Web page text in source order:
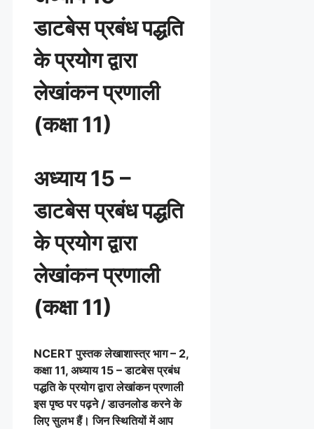
डाटबेस प्रबंध पद्धति
के प्रयोग द्वारा
लेखांकन प्रणाली
(कक्षा 11)
अध्याय 15 –
डाटबेस प्रबंध पद्धति
के प्रयोग द्वारा
लेखांकन प्रणाली
(कक्षा 11)
NCERT पुस्तक लेखाशास्त्र भाग – 2,
कक्षा 11, अध्याय 15 – डाटबेस प्रबंध
पद्धति के प्रयोग द्वारा लेखांकन प्रणाली
इस पृष्ठ पर पढ़ने / डाउनलोड करने के
लिए सुलभ हैं। जिन स्थितियों में आप